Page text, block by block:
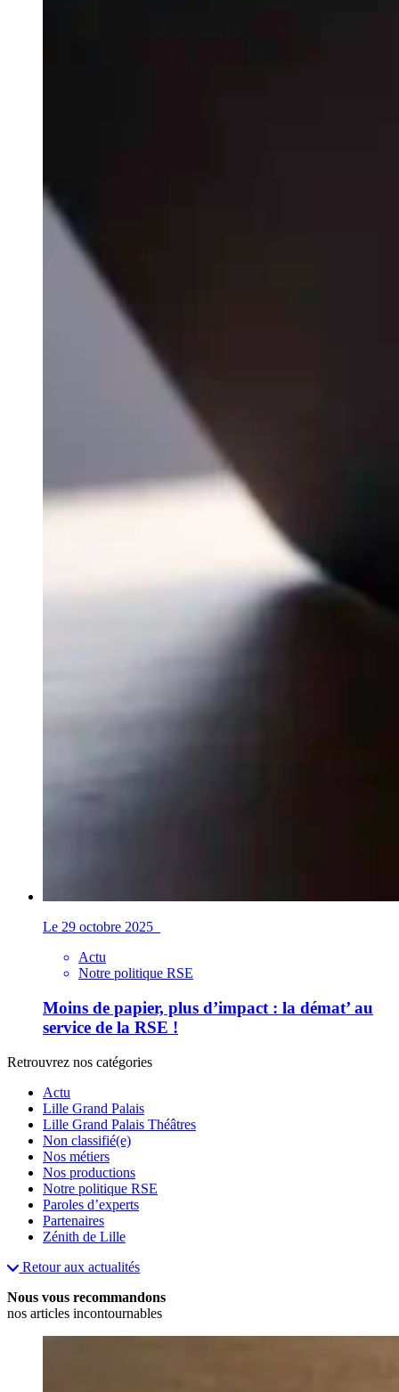
Le 29 octobre 2025
Actu
Notre politique RSE
Moins de papier, plus d’impact : la démat’ au
service de la RSE !
Retrouvrez nos catégories
Actu
Lille Grand Palais
Lille Grand Palais Théâtres
Non classifié(e)
Nos métiers
Nos productions
Notre politique RSE
Paroles d’experts
Partenaires
Zénith de Lille
Retour aux actualités
Nous vous recommandons
nos articles incontournables